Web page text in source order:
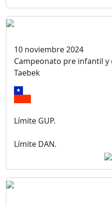
10 noviembre 2024
Campeonato pre infantil
Taebek
Límite GUP.
Límite DAN.